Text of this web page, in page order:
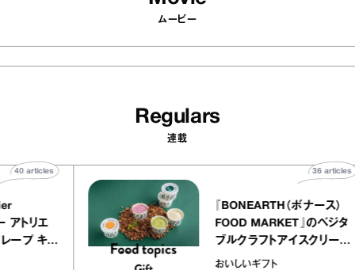
ムービー
Regulars
連載
atelier
アリー アトリエ
ミルクレープ キャ
40
『BONEARTH（ボナ
FOOD MARKET』の
ブルクラフトアイス
｜真野知子の「おい
おいしいギフト